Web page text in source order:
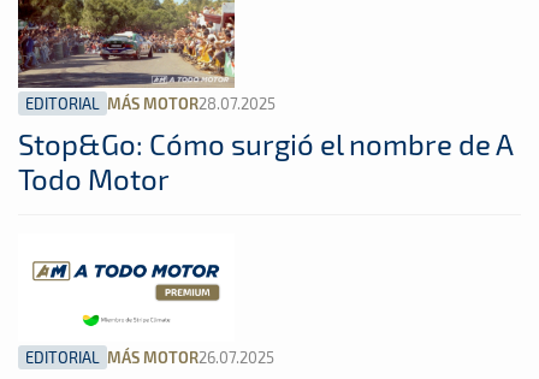
EDITORIAL MÁS MOTOR28.07.2025
Stop&Go: Cómo surgió el nombre de A
Todo Motor
EDITORIAL MÁS MOTOR26.07.2025